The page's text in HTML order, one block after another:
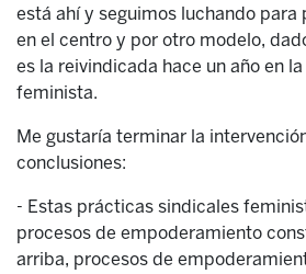
está ahí y seguimos luchando para
en el centro y por otro modelo,
es la reivindicada hace un año en
feminista.
Me gustaría terminar la
conclusiones:
- Estas prácticas sindicales
procesos de empoderamiento
arriba, procesos de